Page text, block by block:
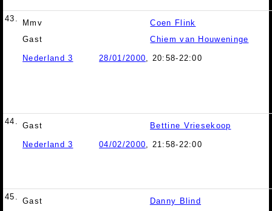
43. Mmv
Coen Flink
Gast
Chiem van Houweninge
Nederland 3 28/01/2000, 20:58-22:00
44. Gast Bettine Vriesekoop
Nederland 3 04/02/2000, 21:58-22:00
45. Gast Danny Blind